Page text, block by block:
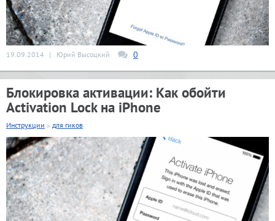
19.09.2014 | Юрий Высоцкий 0
Блокировка активации: Как обойти
Activation Lock на iPhone
Инструкции » для гиков